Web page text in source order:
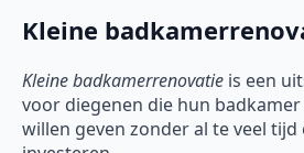
Kleine
Kleine badkamerrenovatie is een
voor diegenen die hun
willen geven zonder al te veel tijd